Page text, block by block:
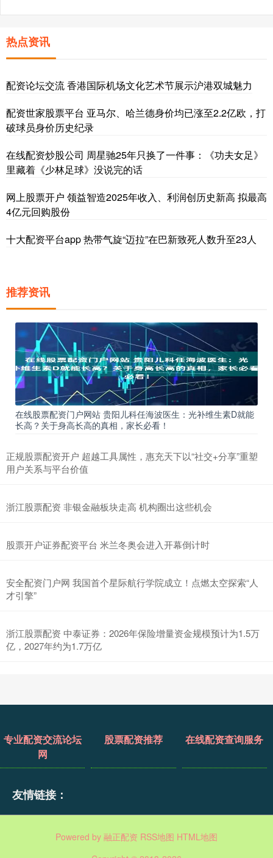
热点资讯
配资论坛交流 香港国际机场文化艺术节展示沪港双城魅力
配资世家股票平台 亚马尔、哈兰德身价均已涨至2.2亿欧，打
破球员身价历史纪录
在线配资炒股公司 周星驰25年只换了一件事：《功夫女足》
里藏着《少林足球》没说完的话
网上股票开户 领益智造2025年收入、利润创历史新高 拟最高
4亿元回购股份
十大配资平台app 热带气旋“迈拉”在巴新致死人数升至23人
推荐资讯
在线股票配资门户网站 贵阳儿科任海波医生：光补维生素D就能
长高？关于身高长高的真相，家长必看！
正规股票配资开户 超越工具属性，惠充天下以“社交+分享”重塑
用户关系与平台价值
浙江股票配资 非银金融板块走高 机构圈出这些机会
股票开户证券配资平台 米兰冬奥会进入开幕倒计时
安全配资门户网 我国首个星际航行学院成立！点燃太空探索“人
才引擎”
浙江股票配资 中泰证券：2026年保险增量资金规模预计为1.5万
亿，2027年约为1.7万亿
专业配资交流论坛
网
股票配资推荐 在线配资查询服务
友情链接：
Powered by 融正配资 RSS地图 HTML地图